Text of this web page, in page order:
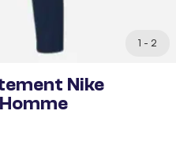
1 - 2
Nike